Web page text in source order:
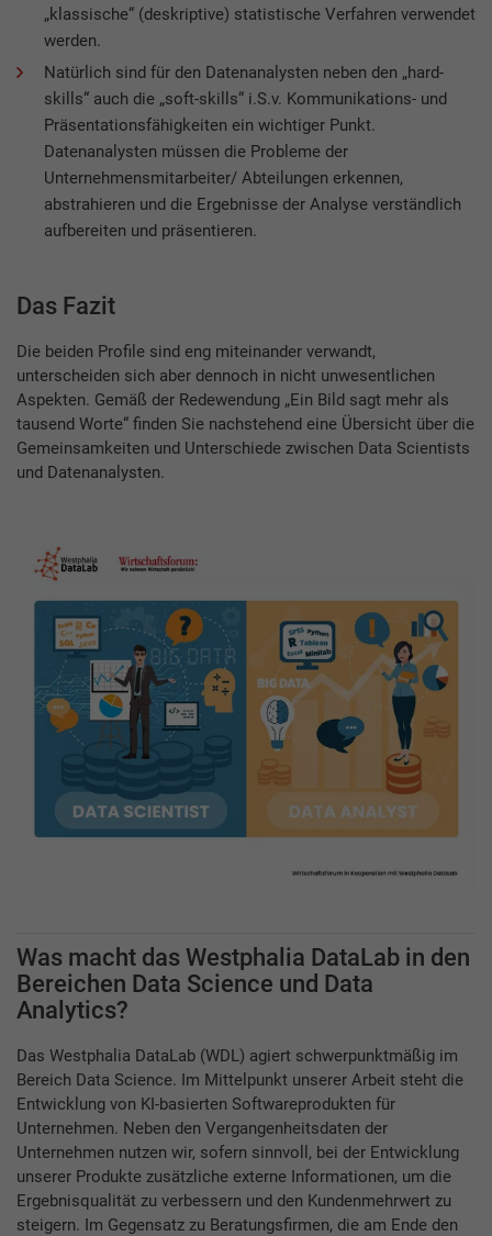
„klassische“ (deskriptive) statistische Verfahren verwendet
werden.
Natürlich sind für den Datenanalysten neben den „hard-
skills“ auch die „soft-skills“ i.S.v. Kommunikations- und
Präsentationsfähigkeiten ein wichtiger Punkt.
Datenanalysten müssen die Probleme der
Unternehmensmitarbeiter/ Abteilungen erkennen,
abstrahieren und die Ergebnisse der Analyse verständlich
aufbereiten und präsentieren.
Das Fazit
Die beiden Profile sind eng miteinander verwandt,
unterscheiden sich aber dennoch in nicht unwesentlichen
Aspekten. Gemäß der Redewendung „Ein Bild sagt mehr als
tausend Worte“ finden Sie nachstehend eine Übersicht über die
Gemeinsamkeiten und Unterschiede zwischen Data Scientists
und Datenanalysten.
Was macht das Westphalia DataLab in den
Bereichen Data Science und Data
Analytics?
Das Westphalia DataLab (WDL) agiert schwerpunktmäßig im
Bereich Data Science. Im Mittelpunkt unserer Arbeit steht die
Entwicklung von KI-basierten Softwareprodukten für
Unternehmen. Neben den Vergangenheitsdaten der
Unternehmen nutzen wir, sofern sinnvoll, bei der Entwicklung
unserer Produkte zusätzliche externe Informationen, um die
Ergebnisqualität zu verbessern und den Kundenmehrwert zu
steigern. Im Gegensatz zu Beratungsfirmen, die am Ende den